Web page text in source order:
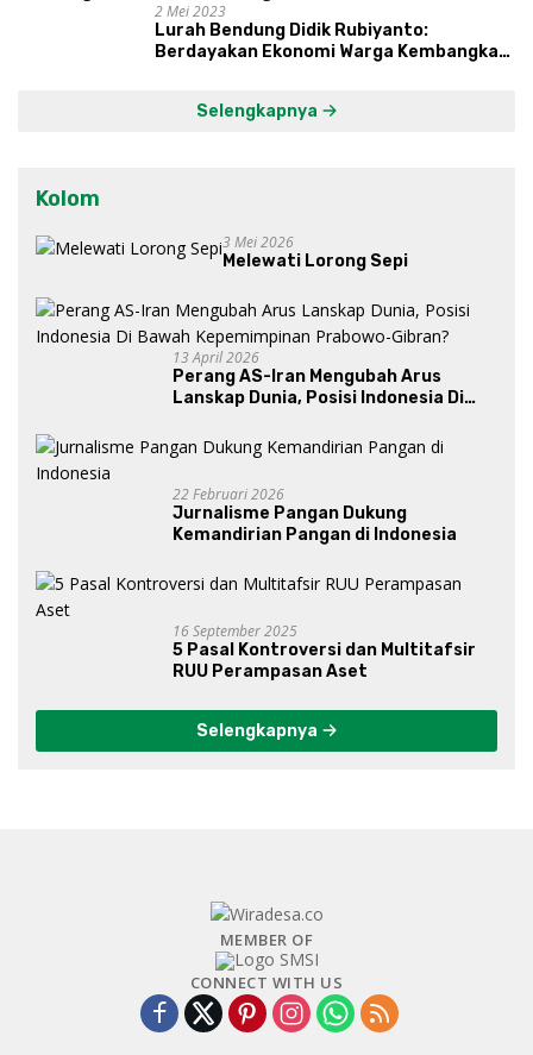
2 Mei 2023
Lurah Bendung Didik Rubiyanto:
Berdayakan Ekonomi Warga Kembangkan
Selengkapnya
Kolom
3 Mei 2026
Melewati Lorong Sepi
13 April 2026
Perang AS-Iran Mengubah Arus
Lanskap Dunia, Posisi Indonesia Di
Gibran?
22 Februari 2026
Jurnalisme Pangan Dukung
Kemandirian Pangan di Indonesia
16 September 2025
5 Pasal Kontroversi dan Multitafsir
RUU Perampasan Aset
Selengkapnya
MEMBER OF
CONNECT WITH US